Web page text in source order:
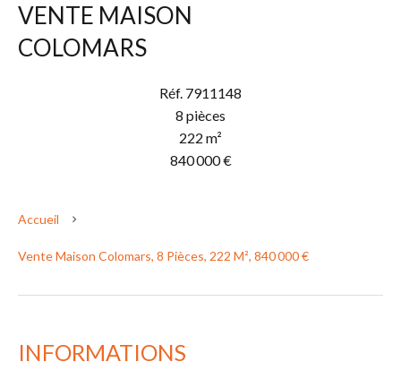
VENTE MAISON
COLOMARS
Réf. 7911148
8 pièces
222 m²
840 000 €
Accueil
Vente Maison Colomars, 8 Pièces, 222 M², 840 000 €
INFORMATIONS